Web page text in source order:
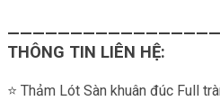
THÔNG TIN LIÊN HỆ:
⭐️ Thảm Lót Sàn khuân đúc Full